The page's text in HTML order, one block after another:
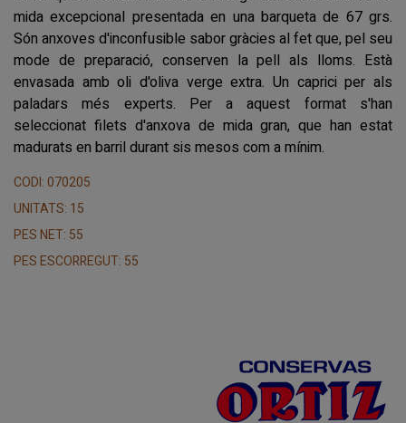
mida excepcional presentada en una barqueta de 67 grs.
Són anxoves d'inconfusible sabor gràcies al fet que, pel seu
mode de preparació, conserven la pell als lloms. Està
envasada amb oli d'oliva verge extra. Un caprici per als
paladars més experts. Per a aquest format s'han
seleccionat filets d'anxova de mida gran, que han estat
madurats en barril durant sis mesos com a mínim.
CODI: 070205
UNITATS: 15
PES NET: 55
PES ESCORREGUT: 55